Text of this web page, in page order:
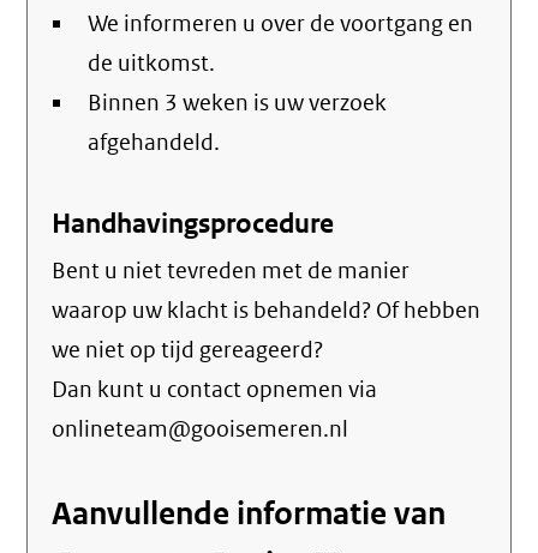
We informeren u over de voortgang en
de uitkomst.
Binnen 3 weken is uw verzoek
afgehandeld.
Handhavingsprocedure
Bent u niet tevreden met de manier
waarop uw klacht is behandeld? Of hebben
we niet op tijd gereageerd?
Dan kunt u contact opnemen via
onlineteam@gooisemeren.nl
Aanvullende informatie van